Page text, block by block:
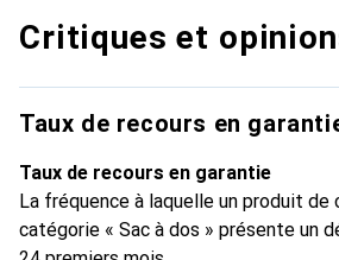
Critiques et
Taux de recours en
Taux de recours en garantie
La fréquence à laquelle un produit de
catégorie « Sac à dos » présente un